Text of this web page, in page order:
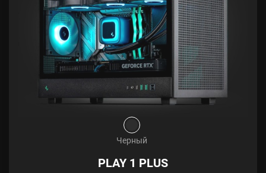
Черный
PLAY 1 PLUS